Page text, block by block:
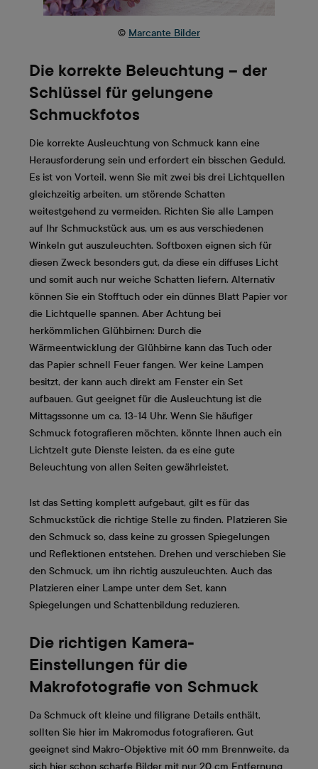
© Marcante Bilder
Die korrekte Beleuchtung – der
Schlüssel für gelungene
Schmuckfotos
Die korrekte Ausleuchtung von Schmuck kann eine
Herausforderung sein und erfordert ein bisschen Geduld.
Es ist von Vorteil, wenn Sie mit zwei bis drei Lichtquellen
gleichzeitig arbeiten, um störende Schatten
weitestgehend zu vermeiden. Richten Sie alle Lampen
auf Ihr Schmuckstück aus, um es aus verschiedenen
Winkeln gut auszuleuchten. Softboxen eignen sich für
diesen Zweck besonders gut, da diese ein diffuses Licht
und somit auch nur weiche Schatten liefern. Alternativ
können Sie ein Stofftuch oder ein dünnes Blatt Papier vor
die Lichtquelle spannen. Aber Achtung bei
herkömmlichen Glühbirnen: Durch die
Wärmeentwicklung der Glühbirne kann das Tuch oder
das Papier schnell Feuer fangen. Wer keine Lampen
besitzt, der kann auch direkt am Fenster ein Set
aufbauen. Gut geeignet für die Ausleuchtung ist die
Mittagssonne um ca. 13-14 Uhr. Wenn Sie häufiger
Schmuck fotografieren möchten, könnte Ihnen auch ein
Lichtzelt gute Dienste leisten, da es eine gute
Beleuchtung von allen Seiten gewährleistet.
Ist das Setting komplett aufgebaut, gilt es für das
Schmuckstück die richtige Stelle zu finden. Platzieren Sie
den Schmuck so, dass keine zu grossen Spiegelungen
und Reflektionen entstehen. Drehen und verschieben Sie
den Schmuck, um ihn richtig auszuleuchten. Auch das
Platzieren einer Lampe unter dem Set, kann
Spiegelungen und Schattenbildung reduzieren.
Die richtigen Kamera-
Einstellungen für die
Makrofotografie von Schmuck
Da Schmuck oft kleine und filigrane Details enthält,
sollten Sie hier im Makromodus fotografieren. Gut
geeignet sind Makro-Objektive mit 60 mm Brennweite, da